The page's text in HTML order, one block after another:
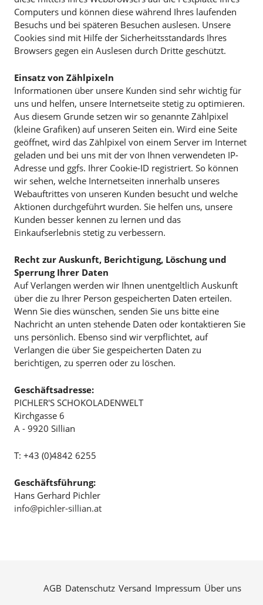
Computers und können diese während Ihres laufenden
Besuchs und bei späteren Besuchen auslesen. Unsere
Cookies sind mit Hilfe der Sicherheitsstandards Ihres
Browsers gegen ein Auslesen durch Dritte geschützt.
Einsatz von Zählpixeln
Informationen über unsere Kunden sind sehr wichtig für
uns und helfen, unsere Internetseite stetig zu optimieren.
Aus diesem Grunde setzen wir so genannte Zählpixel
(kleine Grafiken) auf unseren Seiten ein. Wird eine Seite
geöffnet, wird das Zählpixel von einem Server im Internet
geladen und bei uns mit der von Ihnen verwendeten IP-
Adresse und ggfs. Ihrer Cookie-ID registriert. So können
wir sehen, welche Internetseiten innerhalb unseres
Webauftrittes von unseren Kunden besucht und welche
Aktionen durchgeführt wurden. Sie helfen uns, unsere
Kunden besser kennen zu lernen und das
Einkaufserlebnis stetig zu verbessern.
Recht zur Auskunft, Berichtigung, Löschung und
Sperrung Ihrer Daten
Auf Verlangen werden wir Ihnen unentgeltlich Auskunft
über die zu Ihrer Person gespeicherten Daten erteilen.
Wenn Sie dies wünschen, senden Sie uns bitte eine
Nachricht an unten stehende Daten oder kontaktieren Sie
uns persönlich. Ebenso sind wir verpflichtet, auf
Verlangen die über Sie gespeicherten Daten zu
berichtigen, zu sperren oder zu löschen.
Geschäftsadresse:
PICHLER'S SCHOKOLADENWELT
Kirchgasse 6
A - 9920 Sillian
T: +43 (0)4842 6255
Geschäftsführung:
Hans Gerhard Pichler
info@pichler-sillian.at
AGB Datenschutz Versand Impressum Über uns